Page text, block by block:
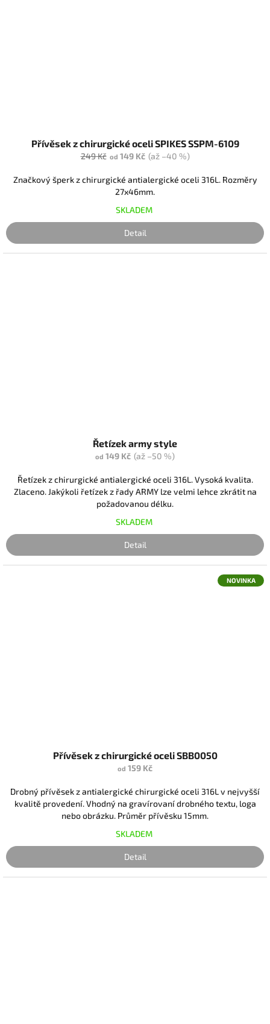
Přívěsek z chirurgické oceli SPIKES SSPM-6109
249 Kč od 149 Kč (až –40 %)
Značkový šperk z chirurgické antialergické oceli 316L. Rozměry
27x46mm.
SKLADEM
Detail
Řetízek army style
od 149 Kč (až –50 %)
Řetízek z chirurgické antialergické oceli 316L. Vysoká kvalita.
Zlaceno. Jakýkoli řetízek z řady ARMY lze velmi lehce zkrátit na
požadovanou délku.
SKLADEM
Detail
NOVINKA
Přívěsek z chirurgické oceli SBB0050
od 159 Kč
Drobný přívěsek z antialergické chirurgické oceli 316L v nejvyšší
kvalitě provedení. Vhodný na gravírovaní drobného textu, loga
nebo obrázku. Průměr přívěsku 15mm.
SKLADEM
Detail